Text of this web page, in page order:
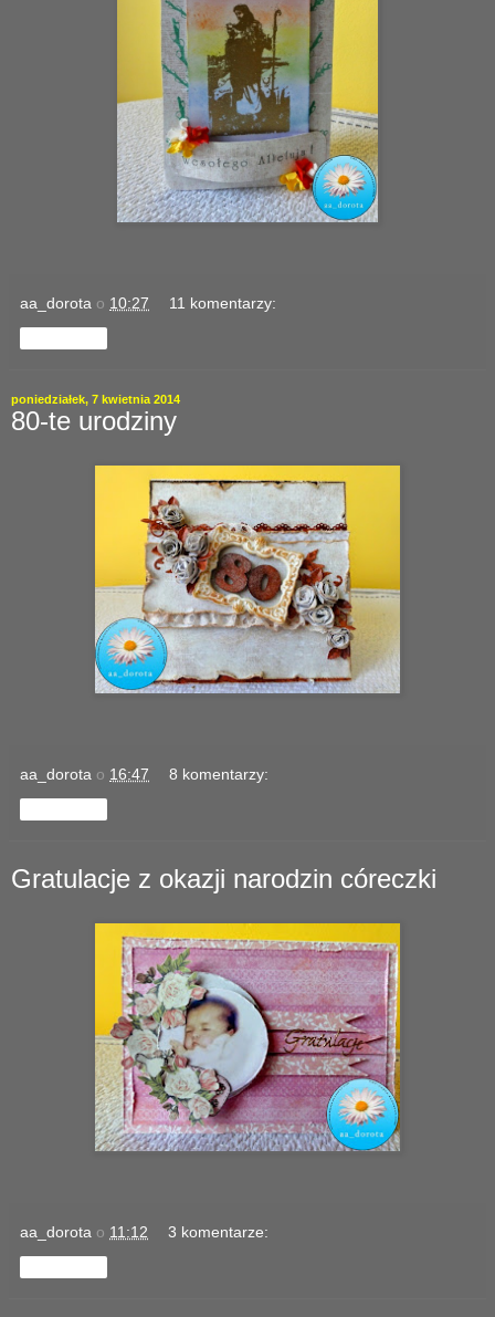
aa_dorota o 10:27 11 komentarzy:
poniedziałek, 7 kwietnia 2014
80-te urodziny
aa_dorota o 16:47 8 komentarzy:
Gratulacje z okazji narodzin córeczki
aa_dorota o 11:12 3 komentarze: